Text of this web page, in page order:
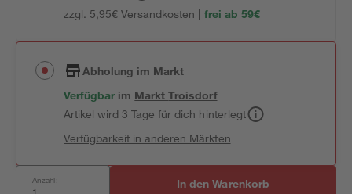
zzgl. 5,95€ Versandkosten | frei ab 59€
Abholung im Markt
Verfügbar im MarktTroisdorf
Artikel wird 3 Tage für dich hinterlegt
Verfügbarkeit in anderen Märkten
Anzahl: In den Warenkorb